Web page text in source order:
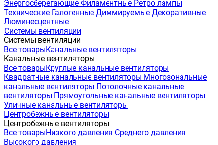
Энергосберегающие Филаментные Ретро лампы
Технические Галогенные Диммируемые Декоративные
Люминесцентные
Системы вентиляции
Системы вентиляции
Все товарыКанальные вентиляторы
Канальные вентиляторы
Все товарыКруглые канальные вентиляторы
Квадратные канальные вентиляторы Многозональные
канальные вентиляторы Потолочные канальные
вентиляторы Прямоугольные канальные вентиляторы
Уличные канальные вентиляторы
Центробежные вентиляторы
Центробежные вентиляторы
Все товарыНизкого давления Среднего давления
Высокого давления